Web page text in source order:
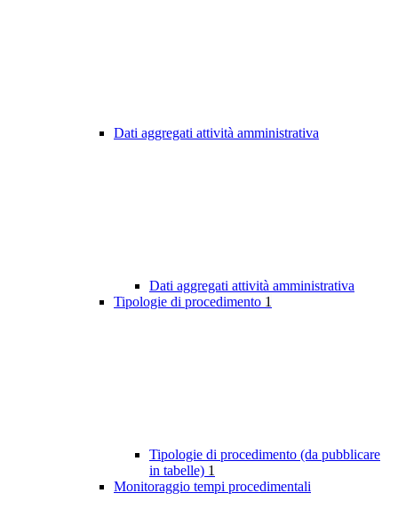
Dati aggregati attività amministrativa
Dati aggregati attività amministrativa
Tipologie di procedimento 1
Tipologie di procedimento (da pubblicare
in tabelle) 1
Monitoraggio tempi procedimentali